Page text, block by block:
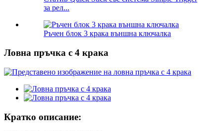
за рел...
Ръчен блок 3 крака външна ключалка
Ловна пръчка с 4 крака
Кратко описание: